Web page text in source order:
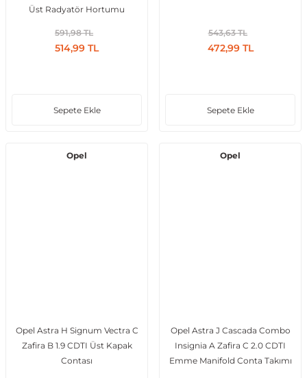
Üst Radyatör Hortumu
591,98 TL
514,99 TL
Sepete Ekle
543,63 TL
472,99 TL
Sepete Ekle
Opel
Opel Astra H Signum Vectra C
Zafira B 1.9 CDTI Üst Kapak
Contası
Opel
Opel Astra J Cascada Combo
Insignia A Zafira C 2.0 CDTI
Emme Manifold Conta Takımı